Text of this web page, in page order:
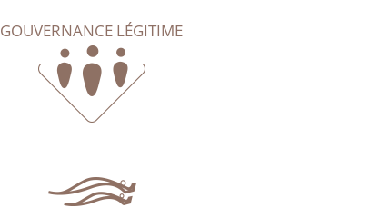
GOUVERNANCE LÉGITIME